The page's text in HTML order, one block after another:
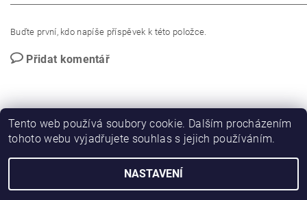
Buďte první, kdo napíše příspěvek k této položce.
Přidat komentář
2026 © WWO, všechna práva vyhrazena
Tento web používá soubory cookie. Dalším procházením
tohoto webu vyjadřujete souhlas s jejich používáním.
NASTAVENÍ